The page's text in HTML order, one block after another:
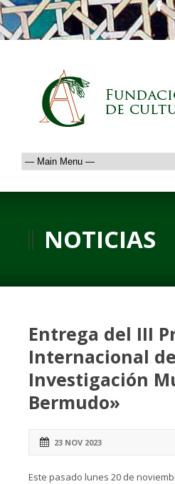
NOTICIAS
Entrega del III
Internacional de
Investigación
Bermudo»
23 NOV 2023
Este pasado lunes 20 de